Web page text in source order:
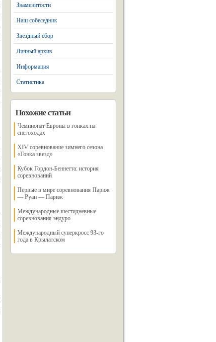
Знаменитости
Наш собеседник
Звездный сбор
Личный архив
Информация
Статистика
Похожие статьи
Чемпионат Европы в гонках на
снегоходах
XIV соревнование зимнего сезона
«Гонка звезд»
Кубок Гордон-Беннетта: история
соревнований
Первые в мире соревнования Париж
— Руан — Париж
Международные шестидневные
соревнования эндуро
Международный суперкросс 93-го
года в Крылатском